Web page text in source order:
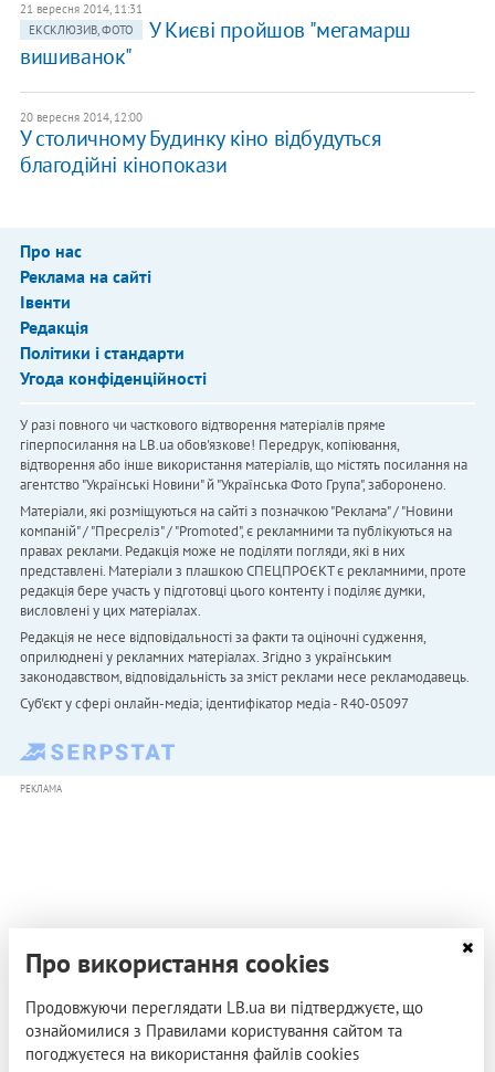
21 вересня 2014, 11:31
ЕКСКЛЮЗИВ, ФОТО
У Києві пройшов "мегамарш
вишиванок"
20 вересня 2014, 12:00
У столичному Будинку кіно відбудуться
благодійні кінопокази
Про нас
Реклама на сайті
Івенти
Редакція
Політики і стандарти
Угода конфіденційності
У разі повного чи часткового відтворення матеріалів пряме
гіперпосилання на LB.ua обов'язкове! Передрук, копіювання,
відтворення або інше використання матеріалів, що містять посилання на
агентство "Українськi Новини" й "Українська Фото Група", заборонено.
Матеріали, які розміщуються на сайті з позначкою "Реклама" / "Новини
компаній" / "Пресреліз" / "Promoted", є рекламними та публікуються на
правах реклами. Редакція може не поділяти погляди, які в них
представлені. Матеріали з плашкою СПЕЦПРОЄКТ є рекламними, проте
редакція бере участь у підготовці цього контенту і поділяє думки,
висловлені у цих матеріалах.
Редакція не несе відповідальності за факти та оціночні судження,
оприлюднені у рекламних матеріалах. Згідно з українським
законодавством, відповідальність за зміст реклами несе рекламодавець.
Cуб'єкт у сфері онлайн-медіа; ідентифікатор медіа - R40-05097
РЕКЛАМА
Про використання cookies
Продовжуючи переглядати LB.ua ви підтверджуєте, що
ознайомилися з Правилами користування сайтом та
погоджуєтеся на використання файлів cookies